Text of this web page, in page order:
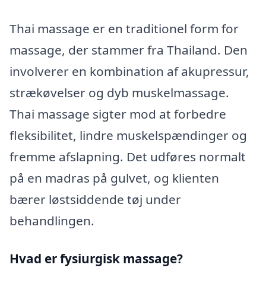
Thai massage er en traditionel form for
massage, der stammer fra Thailand. Den
involverer en kombination af akupressur,
strækøvelser og dyb muskelmassage.
Thai massage sigter mod at forbedre
fleksibilitet, lindre muskelspændinger og
fremme afslapning. Det udføres normalt
på en madras på gulvet, og klienten
bærer løstsiddende tøj under
behandlingen.
Hvad er fysiurgisk massage?